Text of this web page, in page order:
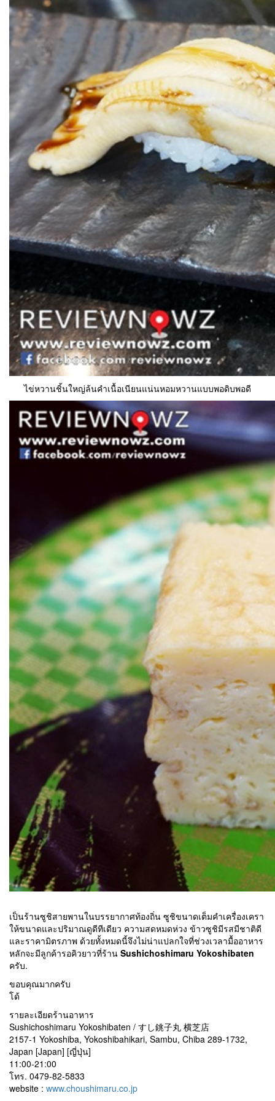
ไข่หวานชิ้นใหญ่ล้นคำเนื้อเนียนแน่นหอมหวานแบบพอดิบพอดี
เป็นร้านซูชิสายพานในบรรยากาศท้องถิ่น ซูชิขนาดเต็มคำเครื่องเครา
ให้ขนาดและปริมาณดูดีทีเดียว ความสดหมดห่วง ข้าวซูชิมีรสมีชาติดี
และราคามิตรภาพ ด้วยทั้งหมดนี้จึงไม่น่าแปลกใจที่ช่วงเวลามื้ออาหาร
หลักจะมีลูกค้ารอคิวยาวที่ร้าน Sushichoshimaru Yokoshibaten
ครับ.
ขอบคุณมากครับ
โด้
รายละเอียดร้านอาหาร
Sushichoshimaru Yokoshibaten / すし銚子丸 横芝店
2157-1 Yokoshiba, Yokoshibahikari, Sambu, Chiba 289-1732,
Japan [Japan] [ญี่ปุ่น]
11:00-21:00
โทร. 0479-82-5833
website : www.choushimaru.co.jp